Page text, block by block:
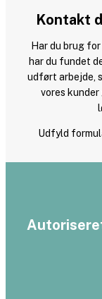
Kontakt
Har du brug
har du fundet
udført arbejde,
vores
Udfyld